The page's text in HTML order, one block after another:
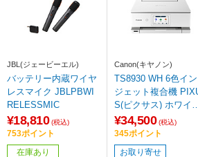
JBL(ジェービーエル)
バッテリー内蔵ワイヤ
レスマイク JBLPBWI
RELESSMIC
¥18,810 (税込)
753ポイント
在庫あり
Canon(キヤノン)
TS8930 WH 6色イン
ジェット複合機
S(ピクサス) ホワイト
［カード／名刺～A4
¥34,500 (税込)
345ポイント
お取り寄せ